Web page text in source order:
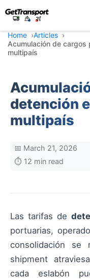
Home
Articles
Acumulación de
multipaís
detención
multipaís
📅 March 21, 2026
⏱️ 12 min read
Las tarifas de
portuarias,
consolidación se
shipment
cada eslabón